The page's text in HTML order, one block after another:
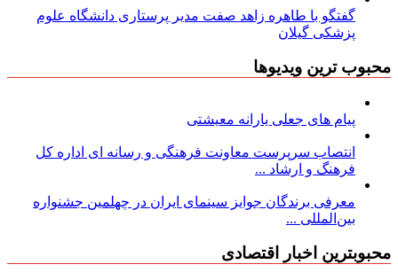
گفتگو با طاهره زاهد صفت مدیر پرستاری دانشگاه علوم
پزشکی گیلان
محبوب ترین ویدیوها
پیام های جعلی یارانه معیشتی
انتصاب سرپرست معاونت فرهنگی و رسانه ای اداره کل
فرهنگ و ارشاد ...
معرفی برندگان جوایز سینمای ایران در چهلمین جشنواره
بین‌المللی ...
محبوبترین اخبار اقتصادی